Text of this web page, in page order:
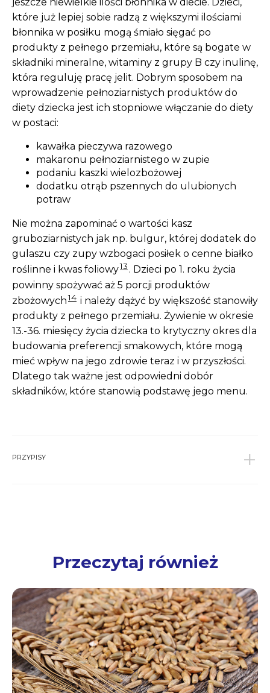
które już lepiej sobie radzą z większymi ilościami
błonnika w posiłku mogą śmiało sięgać po
produkty z pełnego przemiału, które są bogate w
składniki mineralne, witaminy z grupy B czy inulinę,
która reguluję pracę jelit. Dobrym sposobem na
wprowadzenie pełnoziarnistych produktów do
diety dziecka jest ich stopniowe włączanie do diety
w postaci:
kawałka pieczywa razowego
makaronu pełnoziarnistego w zupie
podaniu kaszki wielozbożowej
dodatku otrąb pszennych do ulubionych
potraw
Nie można zapominać o wartości kasz
gruboziarnistych jak np. bulgur, której dodatek do
gulaszu czy zupy wzbogaci posiłek o cenne białko
roślinne i kwas foliowy13 . Dzieci po 1. roku życia
powinny spożywać aż 5 porcji produktów
zbożowych14 i należy dążyć by większość stanowiły
produkty z pełnego przemiału. Żywienie w okresie
13.-36. miesięcy życia dziecka to krytyczny okres dla
budowania preferencji smakowych, które mogą
mieć wpływ na jego zdrowie teraz i w przyszłości.
Dlatego tak ważne jest odpowiedni dobór
składników, które stanowią podstawę jego menu.
PRZYPISY
spelta L.), Borgis, Postępy Fitoterapii, 2015; (16)1: 45-
mąki z pszenicy orkiszowej z mąką z pszenicy
zwyczajnej, Żywność.Nauka.Technologia.Jakość,
2018, 25:1(114), 30-49↩︎
4
Kulczyński B., Gramza-Michałowska A., Właściwości
prozdrowotne fruktanów typu inuliny. Medycyna
Rodzinna, 2016, 2, 86-90↩︎
5
Gambuś H i wsp., Porównanie wartości wypiekowej
mąki z pszenicy orkiszowej z mąką z pszenicy
Przeczytaj również